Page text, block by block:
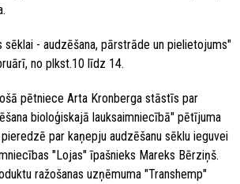
sēklai - audzēšana, pārstrāde un pielietojums"
no plkst.10 līdz 14.
pētniece Arta Kronberga stāstīs par
bioloģiskajā lauksaimniecībā" pētījuma
par kaņepju audzēšanu sēklu ieguvei
"Lojas" īpašnieks Mareks Bērziņš.
ražošanas uzņēmuma "Transhemp"